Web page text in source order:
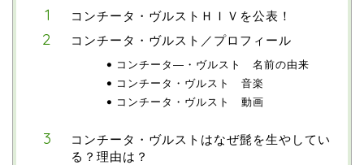
コンチータ・ヴルストＨＩＶを公表！
コンチータ・ヴルスト／プロフィール
コンチータ―・ヴルスト 名前の由来
コンチータ・ヴルスト 音楽
コンチータ・ヴルスト 動画
コンチータ・ヴルストはなぜ髭を生やしてい
る？理由は？